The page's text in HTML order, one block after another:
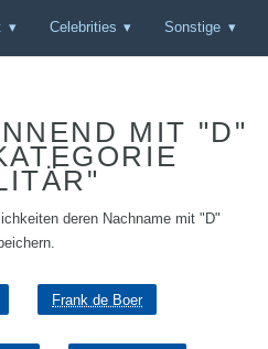
Celebrities Sonstige
MIT "D"
deren Nachname mit "D"
Frank de Boer